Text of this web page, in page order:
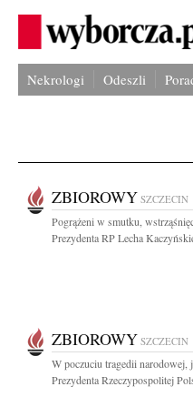
Nekrologi Odeszli
ZBIOROWY SZCZECIN
Pogrążeni w smutku,
Prezydenta RP Lecha
ZBIOROWY SZCZECIN
W poczuciu tragedii narodowej,
Prezydenta Rzeczypospolitej